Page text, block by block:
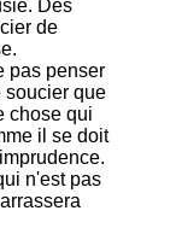
Des
de
pas penser
soucier que
chose qui
il se doit
n'est pas